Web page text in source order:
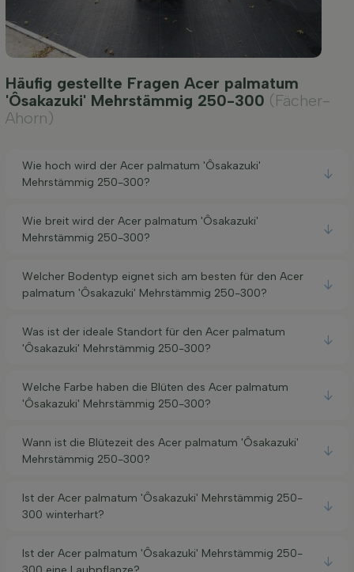
Häufig gestellte Fragen Acer palmatum
'Ôsakazuki' Mehrstämmig 250-300 (Fächer-
Ahorn)
Wie hoch wird der Acer palmatum 'Ôsakazuki'
Mehrstämmig 250-300?
Wie breit wird der Acer palmatum 'Ôsakazuki'
Mehrstämmig 250-300?
Welcher Bodentyp eignet sich am besten für den Acer
palmatum 'Ôsakazuki' Mehrstämmig 250-300?
Was ist der ideale Standort für den Acer palmatum
'Ôsakazuki' Mehrstämmig 250-300?
Welche Farbe haben die Blüten des Acer palmatum
'Ôsakazuki' Mehrstämmig 250-300?
Wann ist die Blütezeit des Acer palmatum 'Ôsakazuki'
Mehrstämmig 250-300?
Ist der Acer palmatum 'Ôsakazuki' Mehrstämmig 250-
300 winterhart?
Ist der Acer palmatum 'Ôsakazuki' Mehrstämmig 250-